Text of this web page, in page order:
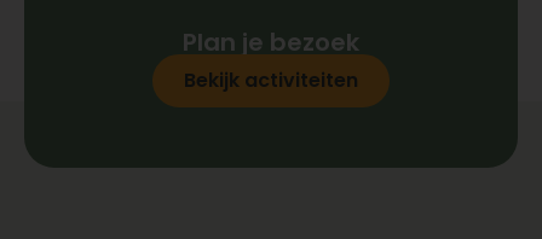
Plan je bezoek
Bekijk activiteiten